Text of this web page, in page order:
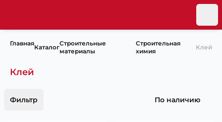
Главная
Каталог
Строительные
материалы
Строительная
химия
Клей
Клей
Фильтр По наличию